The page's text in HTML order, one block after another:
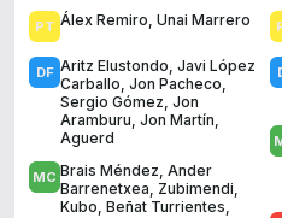
Álex Remiro, Unai Marrero
Aritz Elustondo, Javi López
Carballo, Jon Pacheco,
Sergio Gómez, Jon
Aramburu, Jon Martín,
Aguerd
Brais Méndez, Ander
Barrenetxea, Zubimendi,
Kubo, Beñat Turrientes,